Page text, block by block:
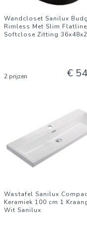
Wandcloset Sanilux
Rimless Met Slim Flatline
Softclose Zitting
2 prijzen €
Wastafel Sanilux
Keramiek 100 cm 1
Wit Sanilux